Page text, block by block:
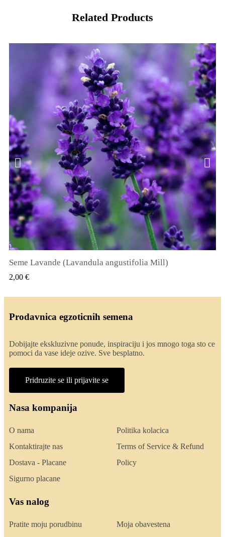
Related Products
QUICK VIEW
Seme Lavande (Lavandula angustifolia Mill)
2,00 €
Prodavnica egzoticnih semena
Dobijajte ekskluzivne ponude, inspiraciju i jos mnogo toga sto ce
pomoci da vase ideje ozive. Sve besplatno.
Pridruzite se ili prijavite se
Nasa kompanija
O nama
Kontaktirajte nas
Dostava - Placane
Sigurno placane
Politika kolacica
Terms of Service & Refund
Policy
Vas nalog
Pratite moju porudbinu
Moja obavestena